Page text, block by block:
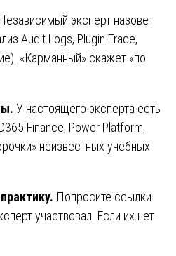
Независимый эксперт назовет
Audit Logs, Plugin Trace,
«Карманный» скажет «по
У настоящего эксперта есть
Finance, Power Platform,
неизвестных учебных
Попросите ссылки
участвовал. Если их нет